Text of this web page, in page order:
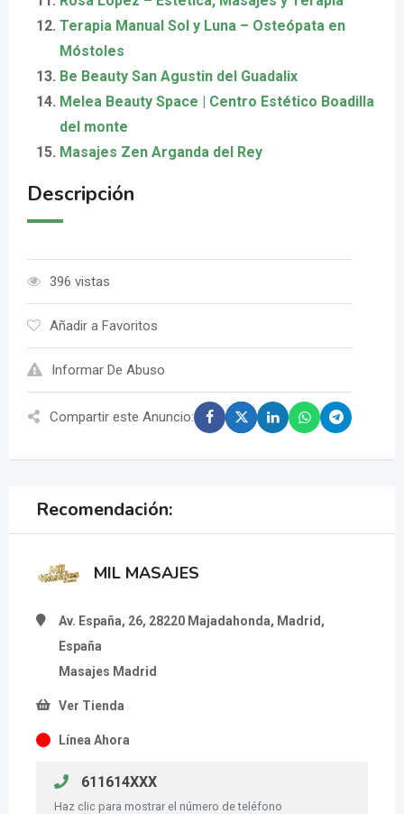
Terapia Manual Sol y Luna – Osteópata en
Móstoles
Be Beauty San Agustin del Guadalix
Melea Beauty Space | Centro Estético Boadilla
del monte
Masajes Zen Arganda del Rey
Descripción
396 vistas
Añadir a Favoritos
Informar De Abuso
Compartir este Anuncio:
Recomendación:
MIL MASAJES
Av. España, 26, 28220 Majadahonda, Madrid,
España
Masajes Madrid
Ver Tienda
Línea Ahora
611614XXX
Haz clic para mostrar el número de teléfono